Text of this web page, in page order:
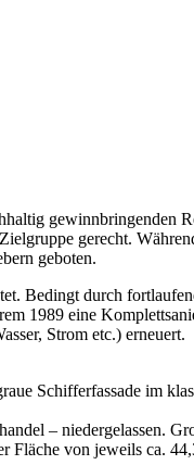
gewinnbringenden
gerecht.
geboten.
Bedingt durch
1989 eine
Strom etc.) erneuert.
Schifferfassade im
– niedergelassen.
von jeweils ca.